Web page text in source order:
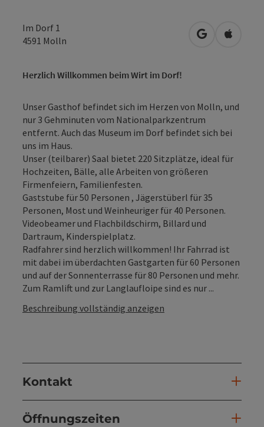
Im Dorf 1
4591 Molln in Google
in
Herzlich Willkommen beim Wirt im Dorf!
Unser Gasthof befindet sich im Herzen von Molln, und
nur 3 Gehminuten vom Nationalparkzentrum
entfernt. Auch das Museum im Dorf befindet sich bei
uns im Haus.
Unser (teilbarer) Saal bietet 220 Sitzplätze, ideal für
Hochzeiten, Bälle, alle Arbeiten von größeren
Firmenfeiern, Familienfesten.
Gaststube für 50 Personen , Jägerstüberl für 35
Personen, Most und Weinheuriger für 40 Personen.
Videobeamer und Flachbildschirm, Billard und
Dartraum, Kinderspielplatz.
Radfahrer sind herzlich willkommen! Ihr Fahrrad ist
mit dabei im überdachten Gastgarten für 60 Personen
und auf der Sonnenterrasse für 80 Personen und mehr.
Zum Ramlift und zur Langlaufloipe sind es nur ...
Beschreibung vollständig anzeigen
Kontakt
Öffnungszeiten